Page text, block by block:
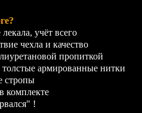
учёт всего
чехла и качество
пропиткой
армированные нитки
стропы
комплекте
!